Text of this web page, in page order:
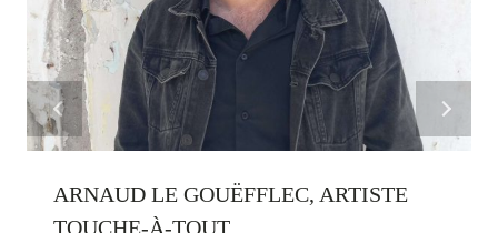
ARNAUD LE GOUËFFLEC, ARTISTE
TOUCHE-À-TOUT